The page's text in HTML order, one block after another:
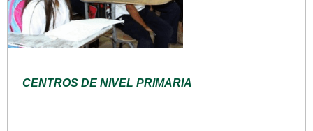
CENTROS DE NIVEL PRIMARIA